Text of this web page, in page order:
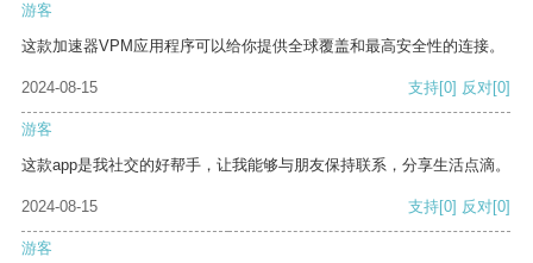
游客
这款加速器VPM应用程序可以给你提供全球覆盖和最高安全性的连接。
2024-08-15 支持[0] 反对[0]
游客
这款app是我社交的好帮手，让我能够与朋友保持联系，分享生活点滴。
2024-08-15 支持[0] 反对[0]
游客